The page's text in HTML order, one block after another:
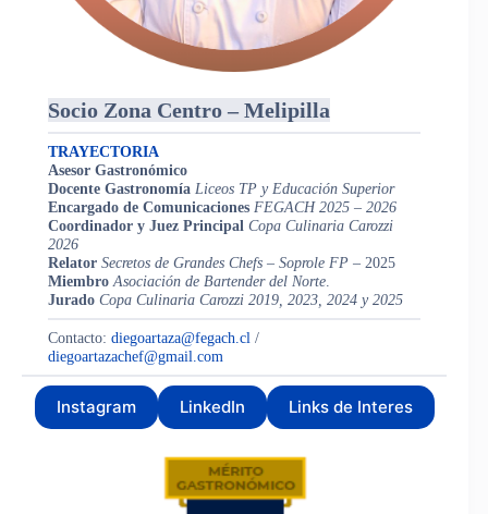
Socio Zona Centro – Melipilla
TRAYECTORIA
Asesor Gastronómico
Docente Gastronomía Liceos TP y Educación Superior
Encargado de Comunicaciones FEGACH 2025 – 2026
Coordinador y Juez Principal Copa Culinaria Carozzi
2026
Relator Secretos de Grandes Chefs – Soprole FP – 2025
Miembro Asociación de Bartender del Norte
Jurado Copa Culinaria Carozzi 2019, 2023, 2024 y 2025
Contacto: diegoartaza@fegach.cl /
diegoartazachef@gmail.com
Instagram LinkedIn Links de Interes